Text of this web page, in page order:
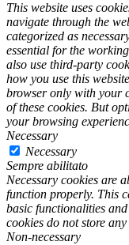
This website uses
navigate through the
categorized as
essential for the
also use third-party
how you use this
browser only with your
of these cookies. But
your browsing
Necessary
Necessary
Sempre abilitato
Necessary cookies are
function properly. This
basic functionalities
cookies do not store
Non-necessary